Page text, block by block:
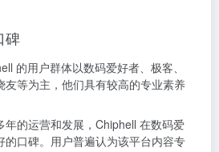
碑
的用户群体以数码爱好者、极客、
友等为主，他们具有较高的专业素养
年的运营和发展，Chiphell 在数码爱
的口碑。用户普遍认为该平台内容专